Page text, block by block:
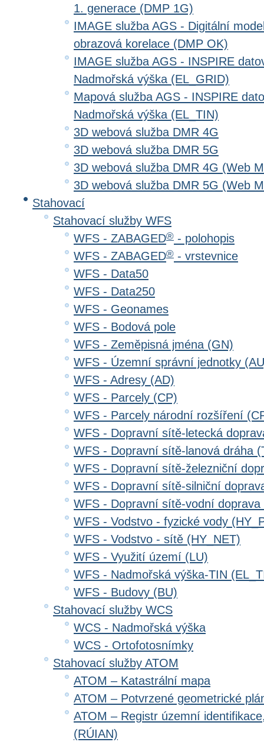
1. generace (DMP 1G)
IMAGE služba AGS - Digitální
obrazová korelace (DMP OK)
IMAGE služba AGS - INSPIRE
Nadmořská výška (EL_GRID)
Mapová služba AGS - INSPIRE
Nadmořská výška (EL_TIN)
3D webová služba DMR 4G
3D webová služba DMR 5G
3D webová služba DMR 4G (Web
3D webová služba DMR 5G (Web
Stahovací
Stahovací služby WFS
WFS - ZABAGED® - polohopis
WFS - ZABAGED® - vrstevnice
WFS - Data50
WFS - Data250
WFS - Geonames
WFS - Bodová pole
WFS - Zeměpisná jména (GN)
WFS - Územní správní jednotky
WFS - Adresy (AD)
WFS - Parcely (CP)
WFS - Parcely národní rozšíření
WFS - Dopravní sítě-letecká
WFS - Dopravní sítě-lanová dráha
WFS - Dopravní sítě-železniční
WFS - Dopravní sítě-silniční
WFS - Dopravní sítě-vodní doprava
WFS - Vodstvo - fyzické vody
WFS - Vodstvo - sítě (HY_NET)
WFS - Využití území (LU)
WFS - Nadmořská výška-TIN
WFS - Budovy (BU)
Stahovací služby WCS
WCS - Nadmořská výška
WCS - Ortofotosnímky
Stahovací služby ATOM
ATOM – Katastrální mapa
ATOM – Potvrzené geometrické
ATOM – Registr územní
(RÚIAN)